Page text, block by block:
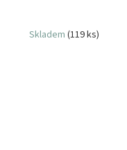
Skladem (119 ks)